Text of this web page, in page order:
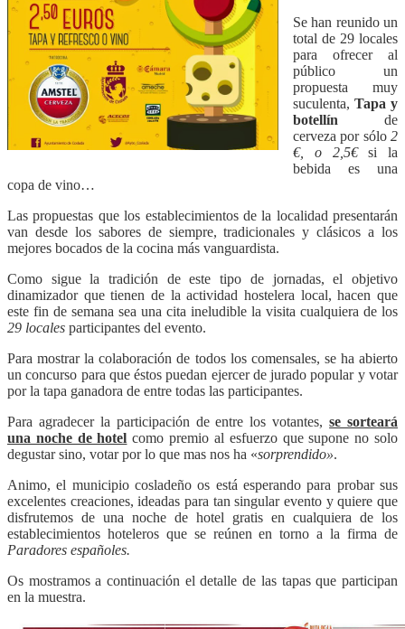
Se han reunido un
total de 29 locales
para ofrecer al
público un
propuesta muy
suculenta, Tapa y
botellín de
cerveza por sólo 2
€, o 2,5€si la
bebida es una
copa de vino…
Las propuestas que los establecimientos de la localidad presentarán
van desde los sabores de siempre, tradicionales y clásicos a los
mejores bocados de la cocina más vanguardista.
Como sigue la tradición de este tipo de jornadas, el objetivo
dinamizador que tienen de la actividad hostelera local, hacen que
este fin de semana sea una cita ineludible la visita cualquiera de los
29 locales participantes del evento.
Para mostrar la colaboración de todos los comensales, se ha abierto
un concurso para que éstos puedan ejercer de jurado popular y votar
por la tapa ganadora de entre todas las participantes.
Para agradecer la participación de entre los votantes,se sorteará
una noche de hotel como premio al esfuerzo que supone no solo
degustar sino, votar por lo que mas nos ha «sorprendido».
Animo, el municipio cosladeño os está esperando para probar sus
excelentes creaciones, ideadas para tan singular evento y quiere que
disfrutemos de una noche de hotel gratis en cualquiera de los
establecimientos hoteleros que se reúnen en torno a la firma de
Paradores españoles.
Os mostramos a continuación el detalle de las tapas que participan
en la muestra.